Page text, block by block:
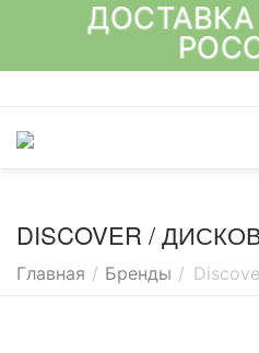
DISCOVER /
Главная / Бренды /